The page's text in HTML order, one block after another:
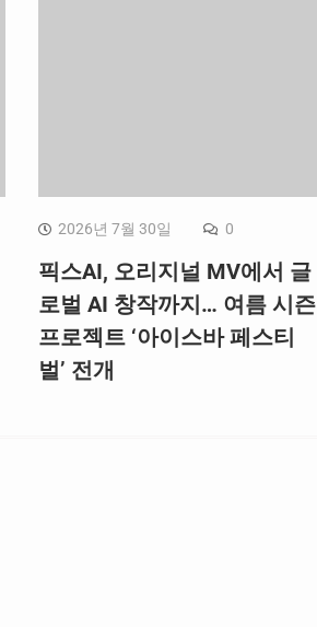
2026년 7월 30일 0
픽스AI, 오리지널 MV에서 글
로벌 AI 창작까지… 여름 시즌
프로젝트 ‘아이스바 페스티
벌’ 전개